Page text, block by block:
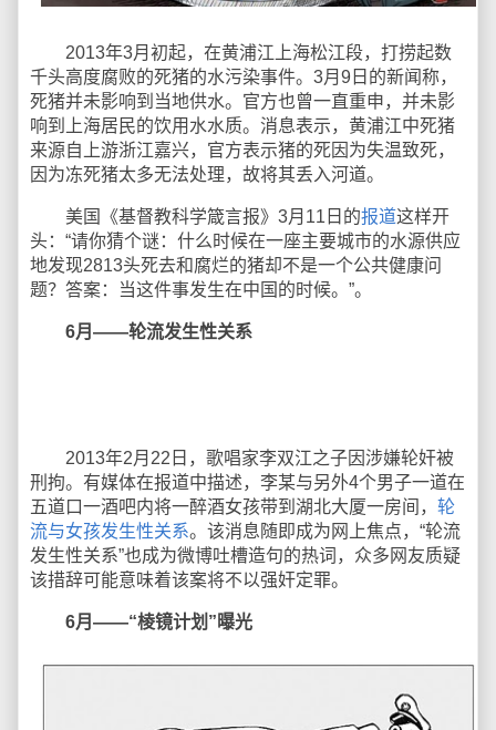
2013年3月初起，在黄浦江上海松江段，打捞起数
千头高度腐败的死猪的水污染事件。3月9日的新闻称，
死猪并未影响到当地供水。官方也曾一直重申，并未影
响到上海居民的饮用水水质。消息表示，黄浦江中死猪
来源自上游浙江嘉兴，官方表示猪的死因为失温致死，
因为冻死猪太多无法处理，故将其丢入河道。
美国《基督教科学箴言报》3月11日的报道这样开
头：“请你猜个谜：什么时候在一座主要城市的水源供应
地发现2813头死去和腐烂的猪却不是一个公共健康问
题？答案：当这件事发生在中国的时候。”。
6月——轮流发生性关系
2013年2月22日，歌唱家李双江之子因涉嫌轮奸被
刑拘。有媒体在报道中描述，李某与另外4个男子一道在
五道口一酒吧内将一醉酒女孩带到湖北大厦一房间， 轮
流与女孩发生性关系。该消息随即成为网上焦点，“轮流
发生性关系”也成为微博吐槽造句的热词，众多网友质疑
该措辞可能意味着该案将不以强奸定罪。
6月——“棱镜计划”曝光